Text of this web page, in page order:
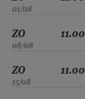
01/08
ZO
08/08
11.00
ZO
15/08
11.00